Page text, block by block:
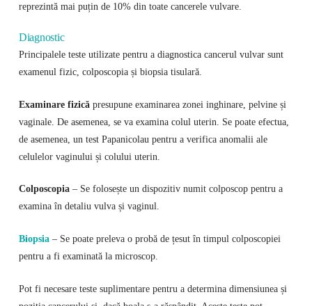
reprezintă mai puțin de 10% din toate cancerele vulvare.
Diagnostic
Principalele teste utilizate pentru a diagnostica cancerul vulvar sunt
examenul fizic, colposcopia și biopsia tisulară.
Examinare fizicăpresupune examinarea zonei inghinare, pelvine și
vaginale. De asemenea, se va examina colul uterin. Se poate efectua,
de asemenea, un test Papanicolau pentru a verifica anomalii ale
celulelor vaginului și colului uterin.
Colposcopia– Se folosește un dispozitiv numit colposcop pentru a
examina în detaliu vulva și vaginul.
Biopsia– Se poate preleva o probă de țesut în timpul colposcopiei
pentru a fi examinată la microscop.
Pot fi necesare teste suplimentare pentru a determina dimensiunea și